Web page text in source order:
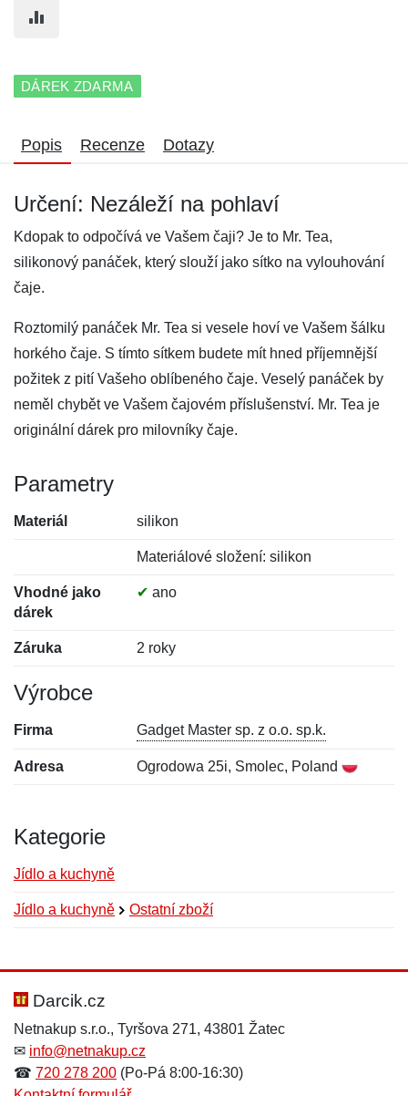
DÁREK ZDARMA
Popis Recenze Dotazy
Určení: Nezáleží na pohlaví
Kdopak to odpočívá ve Vašem čaji? Je to Mr. Tea,
silikonový panáček, který slouží jako sítko na vylouhování
čaje.
Roztomilý panáček Mr. Tea si vesele hoví ve Vašem šálku
horkého čaje. S tímto sítkem budete mít hned příjemnější
požitek z pití Vašeho oblíbeného čaje. Veselý panáček by
neměl chybět ve Vašem čajovém příslušenství. Mr. Tea je
originální dárek pro milovníky čaje.
Parametry
Materiál silikon
Materiálové složení: silikon
Vhodné jako
dárek
✔ ano
Záruka 2 roky
Výrobce
Firma Gadget Master sp. z o.o. sp.k.
Adresa Ogrodowa 25i, Smolec, Poland
Kategorie
Jídlo a kuchyně
Jídlo a kuchyně Ostatní zboží
Hodnocení:
Jméno: *
Jméno:
E-mail:*
Darcik.cz
Netnakup s.r.o., Tyršova 271, 43801 Žatec
✉ info@netnakup.cz
☎ 720 278 200 (Po-Pá 8:00-16:30)